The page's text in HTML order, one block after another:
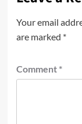
Your email
are marked *
Comment *